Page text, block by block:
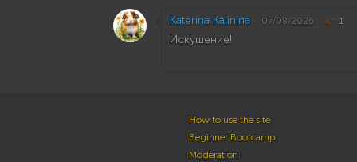
Katerina Kalinina 07/08/2026 1
Искушение!
How to use the site
Beginner Bootcamp
Moderation